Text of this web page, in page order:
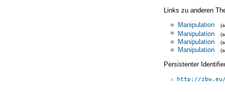
Links zu anderen
= Manipulation
= Manipulation
= Manipulation
= Manipulation
Persistenter
http://